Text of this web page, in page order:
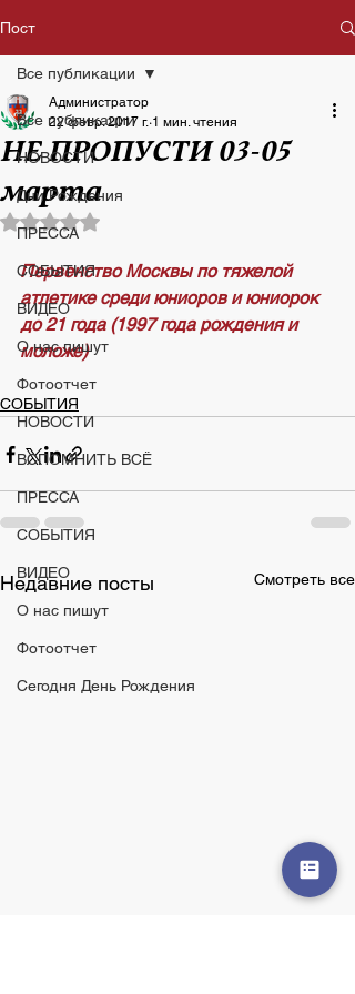
Пост
Все публикации
НОВОСТИ
Дни Рождения
ПРЕССА
СОБЫТИЯ
ВИДЕО
О нас пишут
Фотоотчет
НОВОСТИ
ВСПОМНИТЬ ВСЁ
ПРЕССА
СОБЫТИЯ
ВИДЕО
О нас пишут
Фотоотчет
Сегодня День Рождения
Все публикации
НЕ ПРОПУСТИ 03-05
марта
Администратор
22 февр. 2017 г. 1 мин. чтения
Оценка: не число из 5 звезд.
Первенство Москвы по тяжелой
атлетике среди юниоров и юниорок
до 21 года (1997 года рождения и
моложе)
СОБЫТИЯ
Недавние посты Смотреть все